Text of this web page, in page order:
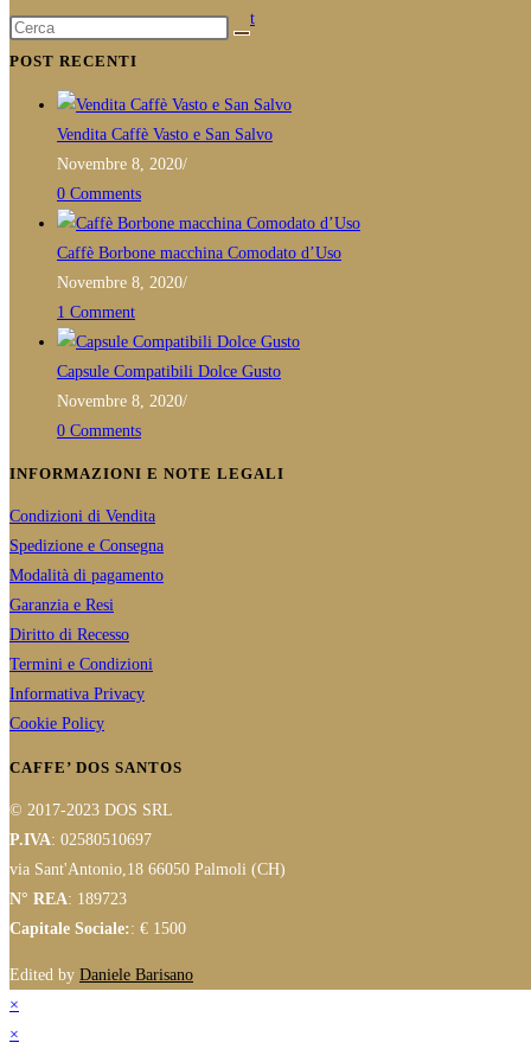
in
Email:info@caffedossantos.itOpens
application
POST RECENTI
Vendita Caffè Vasto e San Salvo
Novembre 8, 2020/
0 Comments
Caffè Borbone macchina Comodato d’Uso
Novembre 8, 2020/
1 Comment
Capsule Compatibili Dolce Gusto
Novembre 8, 2020/
0 Comments
INFORMAZIONI E NOTE LEGALI
Condizioni di Vendita
Spedizione e Consegna
Modalità di pagamento
Garanzia e Resi
Diritto di Recesso
Termini e Condizioni
Informativa Privacy
Cookie Policy
CAFFE’ DOS SANTOS
© 2017-2023 DOS SRL
P.IVA: 02580510697
via Sant'Antonio,18 66050 Palmoli (CH)
N° REA: 189723
Capitale Sociale:: € 1500
Edited by Daniele Barisano
×
×